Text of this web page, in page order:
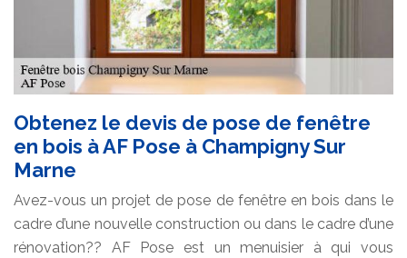
Obtenez le devis de pose de fenêtre
en bois à AF Pose à Champigny Sur
Marne
Avez-vous un projet de pose de fenêtre en bois dans le
cadre d’une nouvelle construction ou dans le cadre d’une
rénovation?? AF Pose est un menuisier à qui vous